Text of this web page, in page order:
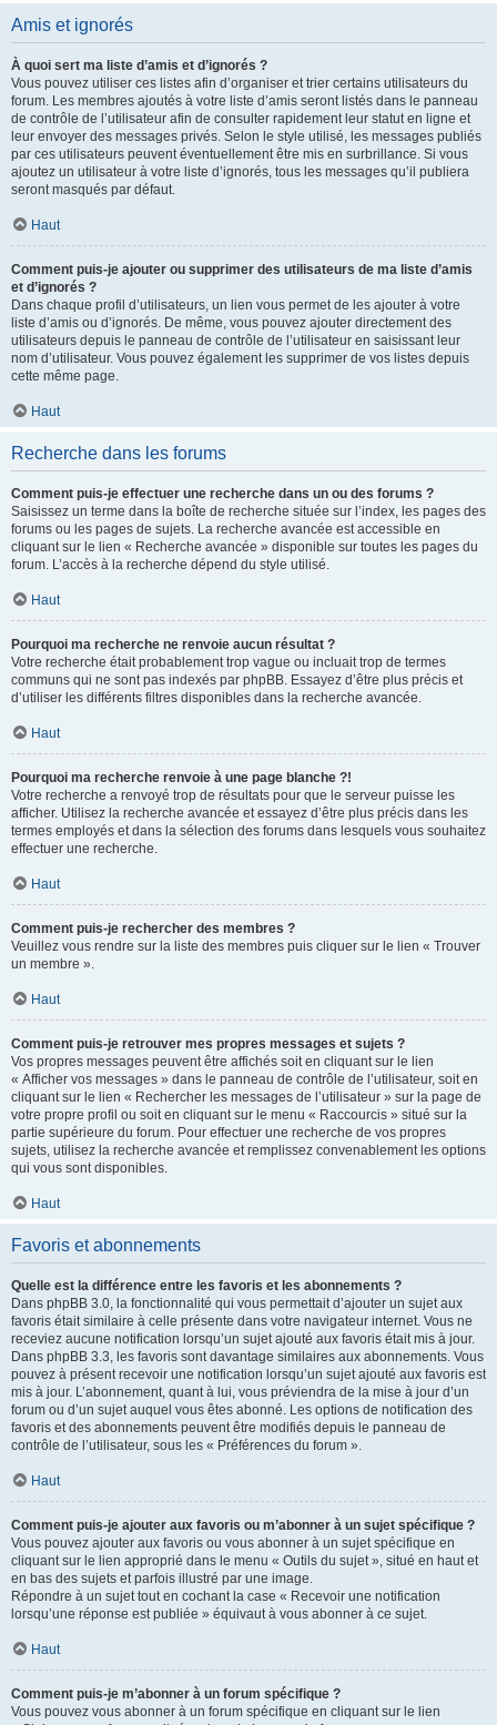
Amis et ignorés
À quoi sert ma liste d’amis et d’ignorés ?
Vous pouvez utiliser ces listes afin d’organiser et trier certains utilisateurs du
forum. Les membres ajoutés à votre liste d’amis seront listés dans le panneau
de contrôle de l’utilisateur afin de consulter rapidement leur statut en ligne et
leur envoyer des messages privés. Selon le style utilisé, les messages publiés
par ces utilisateurs peuvent éventuellement être mis en surbrillance. Si vous
ajoutez un utilisateur à votre liste d’ignorés, tous les messages qu’il publiera
seront masqués par défaut.
Haut
Comment puis-je ajouter ou supprimer des utilisateurs de ma liste d’amis
et d’ignorés ?
Dans chaque profil d’utilisateurs, un lien vous permet de les ajouter à votre
liste d’amis ou d’ignorés. De même, vous pouvez ajouter directement des
utilisateurs depuis le panneau de contrôle de l’utilisateur en saisissant leur
nom d’utilisateur. Vous pouvez également les supprimer de vos listes depuis
cette même page.
Haut
Recherche dans les forums
Comment puis-je effectuer une recherche dans un ou des forums ?
Saisissez un terme dans la boîte de recherche située sur l’index, les pages des
forums ou les pages de sujets. La recherche avancée est accessible en
cliquant sur le lien « Recherche avancée » disponible sur toutes les pages du
forum. L’accès à la recherche dépend du style utilisé.
Haut
Pourquoi ma recherche ne renvoie aucun résultat ?
Votre recherche était probablement trop vague ou incluait trop de termes
communs qui ne sont pas indexés par phpBB. Essayez d’être plus précis et
d’utiliser les différents filtres disponibles dans la recherche avancée.
Haut
Pourquoi ma recherche renvoie à une page blanche ?!
Votre recherche a renvoyé trop de résultats pour que le serveur puisse les
afficher. Utilisez la recherche avancée et essayez d’être plus précis dans les
termes employés et dans la sélection des forums dans lesquels vous souhaitez
effectuer une recherche.
Haut
Comment puis-je rechercher des membres ?
Veuillez vous rendre sur la liste des membres puis cliquer sur le lien « Trouver
un membre ».
Haut
Comment puis-je retrouver mes propres messages et sujets ?
Vos propres messages peuvent être affichés soit en cliquant sur le lien
« Afficher vos messages » dans le panneau de contrôle de l’utilisateur, soit en
cliquant sur le lien « Rechercher les messages de l’utilisateur » sur la page de
votre propre profil ou soit en cliquant sur le menu « Raccourcis » situé sur la
partie supérieure du forum. Pour effectuer une recherche de vos propres
sujets, utilisez la recherche avancée et remplissez convenablement les options
qui vous sont disponibles.
Haut
Favoris et abonnements
Quelle est la différence entre les favoris et les abonnements ?
Dans phpBB 3.0, la fonctionnalité qui vous permettait d’ajouter un sujet aux
favoris était similaire à celle présente dans votre navigateur internet. Vous ne
receviez aucune notification lorsqu’un sujet ajouté aux favoris était mis à jour.
Dans phpBB 3.3, les favoris sont davantage similaires aux abonnements. Vous
pouvez à présent recevoir une notification lorsqu’un sujet ajouté aux favoris est
mis à jour. L’abonnement, quant à lui, vous préviendra de la mise à jour d’un
forum ou d’un sujet auquel vous êtes abonné. Les options de notification des
favoris et des abonnements peuvent être modifiés depuis le panneau de
contrôle de l’utilisateur, sous les « Préférences du forum ».
Haut
Comment puis-je ajouter aux favoris ou m’abonner à un sujet spécifique ?
Vous pouvez ajouter aux favoris ou vous abonner à un sujet spécifique en
cliquant sur le lien approprié dans le menu « Outils du sujet », situé en haut et
en bas des sujets et parfois illustré par une image.
Répondre à un sujet tout en cochant la case « Recevoir une notification
lorsqu’une réponse est publiée » équivaut à vous abonner à ce sujet.
Haut
Comment puis-je m’abonner à un forum spécifique ?
Vous pouvez vous abonner à un forum spécifique en cliquant sur le lien